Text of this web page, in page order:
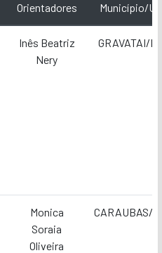
Orientadores Município/UF
Inês Beatriz
Nery
GRAVATAI/
Monica
Soraia
Oliveira
CARAUBAS/